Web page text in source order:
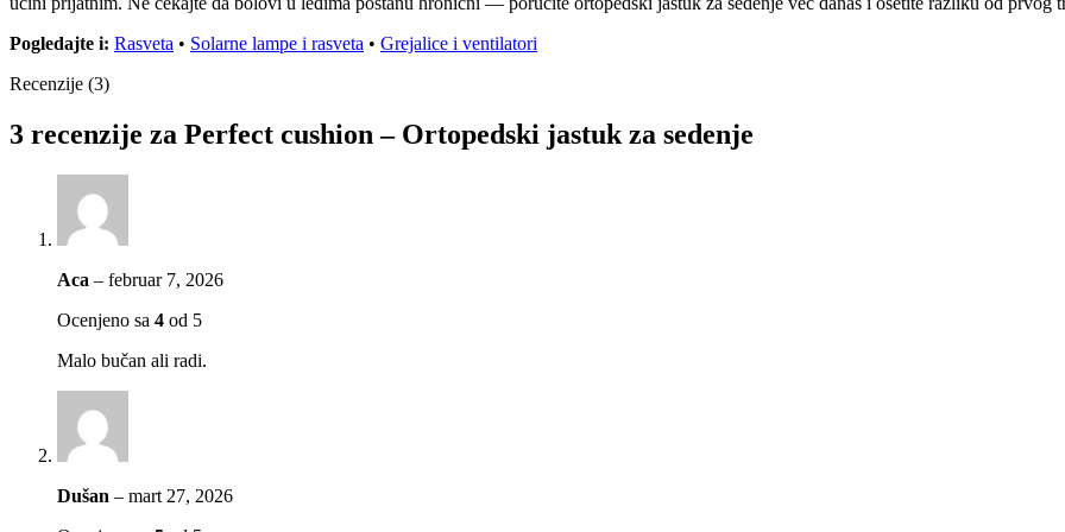
Pogledajte i: Rasveta • Solarne lampe i rasveta • Grejalice i ventilatori
Recenzije (3)
3 recenzije za Perfect cushion – Ortopedski jastuk za sedenje
Aca – februar 7, 2026
Ocenjeno sa 4 od 5
Malo bučan ali radi.
Dušan – mart 27, 2026